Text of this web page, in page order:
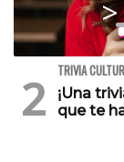
TRIVIA
¡Una
que te